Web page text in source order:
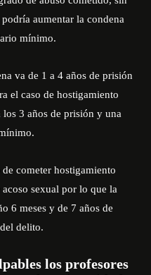
aumentar la condena
mínimo.
va de 1 a 4 años de prisión
el caso de hostigamiento
los 3 años de prisión y una
cometer hostigamiento
sexual por lo que la
6 meses y de 7 años de
delito.
los profesores